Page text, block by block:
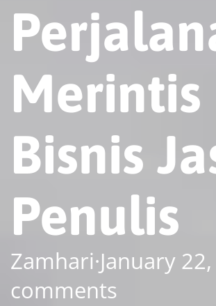
Merintis
Bisnis
Penulis
Zamhari·January
comments